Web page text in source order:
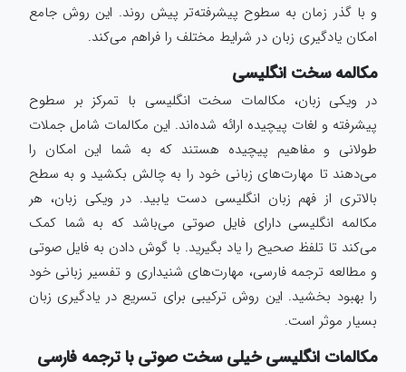
و با گذر زمان به سطوح پیشرفته‌تر پیش روند. این روش جامع
امکان یادگیری زبان در شرایط مختلف را فراهم می‌کند.
مکالمه سخت انگلیسی
در ویکی زبان، مکالمات سخت انگلیسی با تمرکز بر سطوح
پیشرفته و لغات پیچیده ارائه شده‌اند. این مکالمات شامل جملات
طولانی و مفاهیم پیچیده هستند که به شما این امکان را
می‌دهند تا مهارت‌های زبانی خود را به چالش بکشید و به سطح
بالاتری از فهم زبان انگلیسی دست یابید. در ویکی زبان، هر
مکالمه انگلیسی دارای فایل صوتی می‌باشد که به شما کمک
می‌کند تا تلفظ صحیح را یاد بگیرید. با گوش دادن به فایل صوتی
و مطالعه ترجمه فارسی، مهارت‌های شنیداری و تفسیر زبانی خود
را بهبود بخشید. این روش ترکیبی برای تسریع در یادگیری زبان
بسیار موثر است.
مکالمات انگلیسی خیلی سخت صوتی با ترجمه فارسی